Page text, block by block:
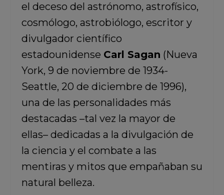
el deceso del astrónomo, astrofísico,
cosmólogo, astrobiólogo, escritor y
divulgador científico
estadounidense Carl Sagan (Nueva
York, 9 de noviembre de 1934-
Seattle, 20 de diciembre de 1996),
una de las personalidades más
destacadas –tal vez la mayor de
ellas– dedicadas a la divulgación de
la ciencia y el combate a las
mentiras y mitos que empañaban su
natural belleza.